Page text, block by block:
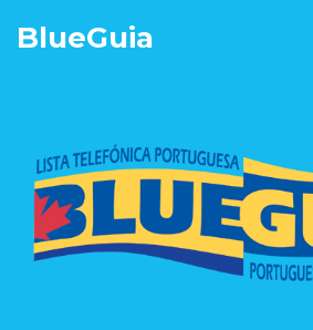
BlueGuia